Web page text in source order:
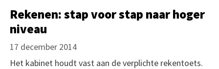
Rekenen: stap voor stap naar hoger
niveau
17 december 2014
Het kabinet houdt vast aan de verplichte rekentoets.